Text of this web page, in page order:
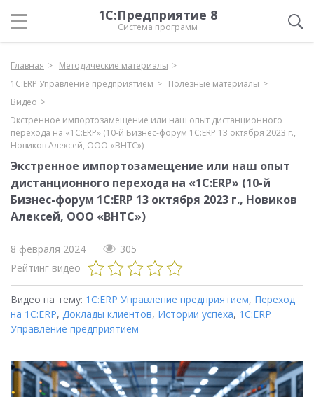
1С:Предприятие 8
Система программ
Главная
Методические материалы
1С:ERP Управление предприятием
Полезные материалы
Видео
Экстренное импортозамещение или наш опыт дистанционного
перехода на «1С:ERP» (10-й Бизнес-форум 1С:ERP 13 октября 2023 г.,
Новиков Алексей, ООО «ВНТС»)
Экстренное импортозамещение или наш опыт
дистанционного перехода на «1С:ERP» (10-й
Бизнес-форум 1С:ERP 13 октября 2023 г., Новиков
Алексей, ООО «ВНТС»)
8 февраля 2024
305
Рейтинг видео
Видео на тему: 1С:ERP Управление предприятием, Переход
на 1C:ERP, Доклады клиентов, Истории успеха, 1С:ERP
Управление предприятием